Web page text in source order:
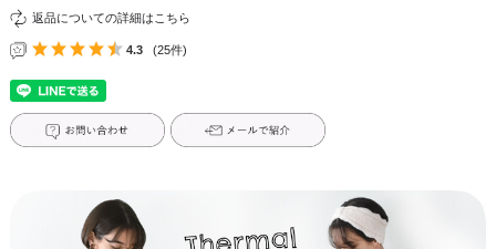
返品についての詳細はこちら
4.3 (25件)